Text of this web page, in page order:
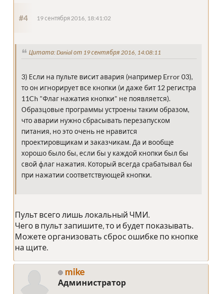
#4 19 сентября 2016, 18:41:02
Цитата: Danial от 19 сентября 2016, 14:08:11
3) Если на пульте висит авария (например Error 03),
то он игнорирует все кнопки (и даже бит 12 регистра
11Ch "Флаг нажатия кнопки" не появляется).
Образцовые программы устроены таким образом,
что аварии нужно сбрасывать перезапуском
питания, но это очень не нравится
проектировщикам и заказчикам. Да и вообще
хорошо было бы, если бы у каждой кнопки был бы
свой флаг нажатия. Который всегда срабатывал бы
при нажатии соответствующей кнопки.
Пульт всего лишь локальный ЧМИ.
Чего в пульт запишите, то и будет показывать.
Можете организовать сброс ошибке по кнопке
на щите.
mike
Администратор